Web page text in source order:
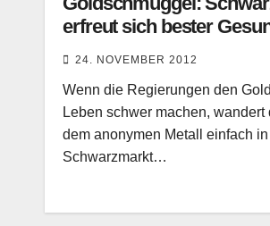
erfreut sich bester
24. NOVEMBER 2012
Wenn die Regierungen den
Leben schwer machen, wandert
dem anonymen Metall einfach
Schwarzmarkt…